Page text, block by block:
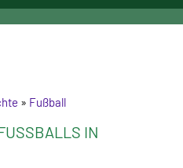
» Fußball
IN F